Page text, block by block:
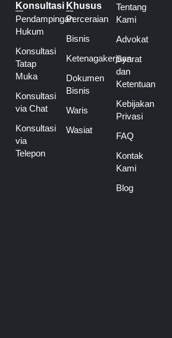
Konsultasi
Pendampingan
Hukum
Konsultasi
Tatap
Muka
Konsultasi
via Chat
Konsultasi
via
Telepon
Khusus
Perceraian
Bisnis
Ketenagakerjaan
Dokumen
Bisnis
Waris
Wasiat
Tentang
Kami
Advokat
Syarat
dan
Ketentuan
Kebijakan
Privasi
FAQ
Kontak
Kami
Blog